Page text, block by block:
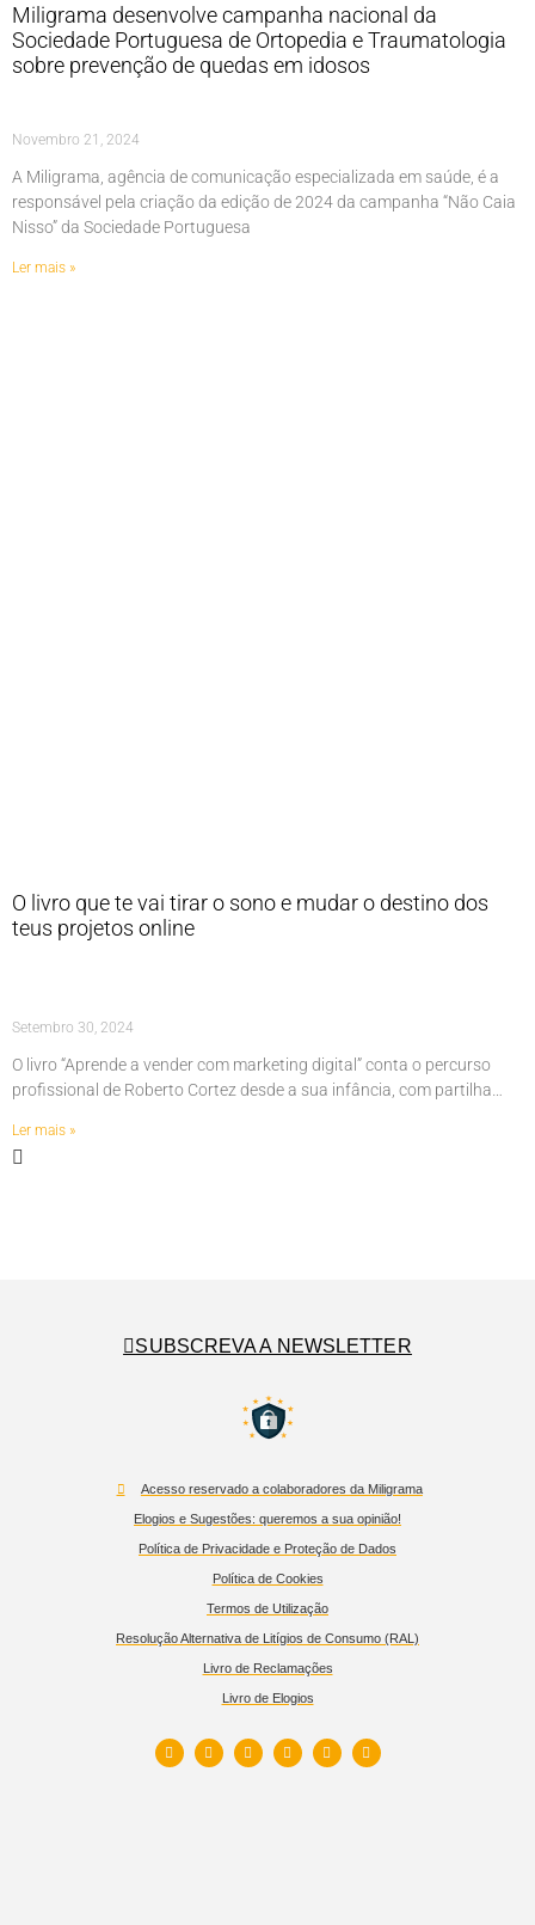
Miligrama desenvolve campanha nacional da
Sociedade Portuguesa de Ortopedia e Traumatologia
sobre prevenção de quedas em idosos
Novembro 21, 2024
A Miligrama, agência de comunicação especializada em saúde, é a
responsável pela criação da edição de 2024 da campanha “Não Caia
Nisso” da Sociedade Portuguesa
Ler mais »
O livro que te vai tirar o sono e mudar o destino dos
teus projetos online
Setembro 30, 2024
O livro “Aprende a vender com marketing digital” conta o percurso
profissional de Roberto Cortez desde a sua infância, com partilha…
Ler mais »
SUBSCREVA A NEWSLETTER
Acesso reservado a colaboradores da Miligrama
Elogios e Sugestões: queremos a sua opinião!
Política de Privacidade e Proteção de Dados
Política de Cookies
Termos de Utilização
Resolução Alternativa de Litígios de Consumo (RAL)
Livro de Reclamações
Livro de Elogios